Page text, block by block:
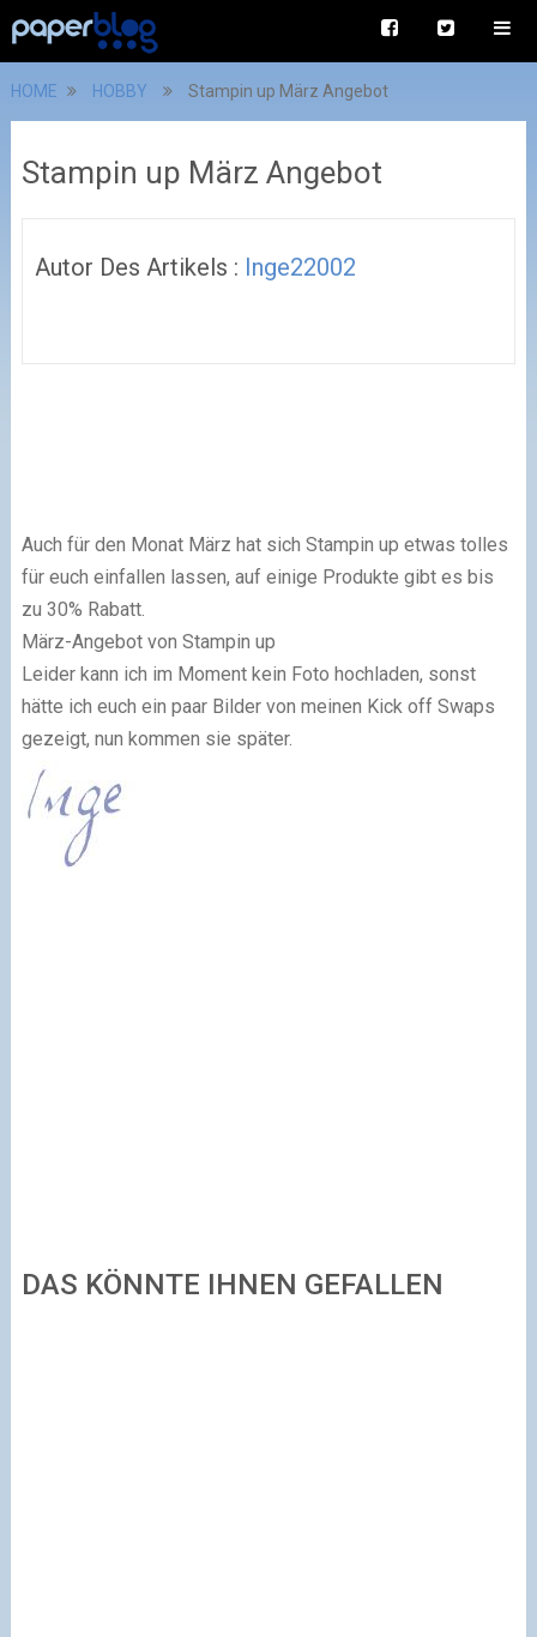
HOME HOBBY Stampin up März Angebot
Stampin up März Angebot
Autor Des Artikels : Inge22002
Auch für den Monat März hat sich Stampin up etwas tolles
für euch einfallen lassen, auf einige Produkte gibt es bis
zu 30% Rabatt.
März-Angebot von Stampin up
Leider kann ich im Moment kein Foto hochladen, sonst
hätte ich euch ein paar Bilder von meinen Kick off Swaps
gezeigt, nun kommen sie später.
DAS KÖNNTE IHNEN GEFALLEN